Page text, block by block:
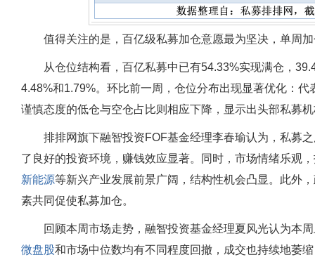
值得关注的是，百亿级私募加仓意愿最为坚决，单周
从仓位结构看，百亿私募中已有54.33%实现满仓，
4.48%和1.79%。环比前一周，仓位分布出现显著优化：
谨慎态度的低仓与空仓占比则相应下降，显示出头部私募
排排网旗下融智投资FOF基金经理李春瑜认为，私募
了良好的投资环境，赚钱效应显著。同时，市场情绪乐观
新能源等新兴产业发展前景广阔，结构性机会凸显。此外
素共同促使私募加仓。
回顾本周市场走势，融智投资基金经理夏风光认为本
微盘股和市场中位数均有不同程度回撤，成交也持续地萎